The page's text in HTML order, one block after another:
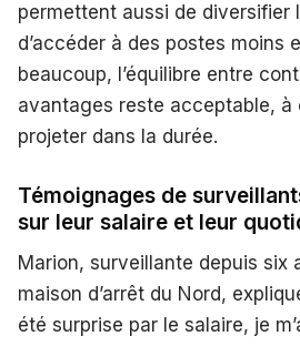
permettent aussi de diversifier
d’accéder à des postes moins
beaucoup, l’équilibre entre
avantages reste acceptable, à
projeter dans la durée.
Témoignages de
sur leur salaire et leur
Marion, surveillante depuis six
maison d’arrêt du Nord,
été surprise par le salaire, je